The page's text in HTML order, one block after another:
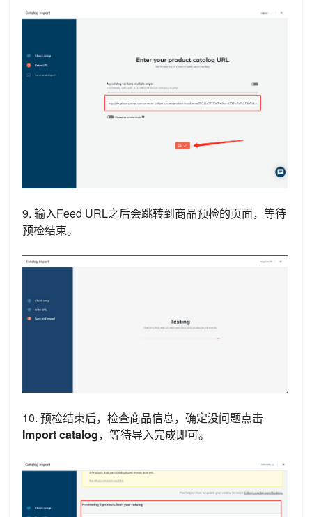
9. 输入Feed URL之后会跳转到商品预检的页面，等待
预检结束。
10. 预检结束后，检查商品信息，确定没问题点击
Import catalog，等待导入完成即可。